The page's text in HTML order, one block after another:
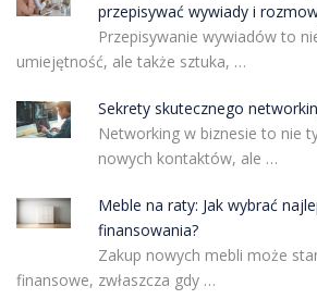
przepisywać wywiady i
Przepisywanie wywiadów to
umiejętność, ale także sztuka, …
Sekrety skutecznego
Networking w biznesie to nie
nowych kontaktów, ale …
Meble na raty: Jak wybrać
finansowania?
Zakup nowych mebli może
finansowe, zwłaszcza gdy …